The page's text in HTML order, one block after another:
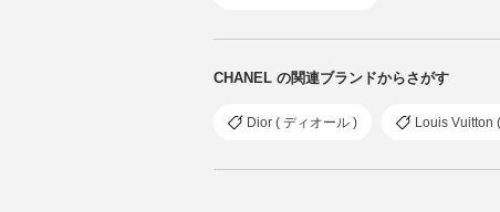
CHANEL の関連ブランドからさがす
Dior ( ディオール ) Louis Vuitton